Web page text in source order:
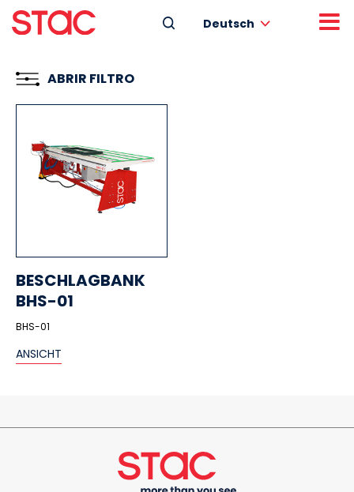
Deutsch
ABRIR FILTRO
BESCHLAGBANK
BHS-01
BHS-01
ANSICHT